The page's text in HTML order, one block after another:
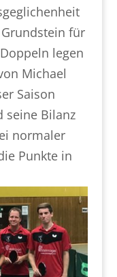
für
legen
Michael
Saison
seine Bilanz
normaler
Punkte in